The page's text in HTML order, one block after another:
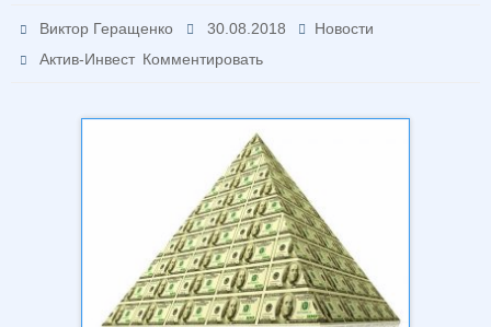
Виктор Геращенко 30.08.2018
Новости
Актив-Инвест Комментировать